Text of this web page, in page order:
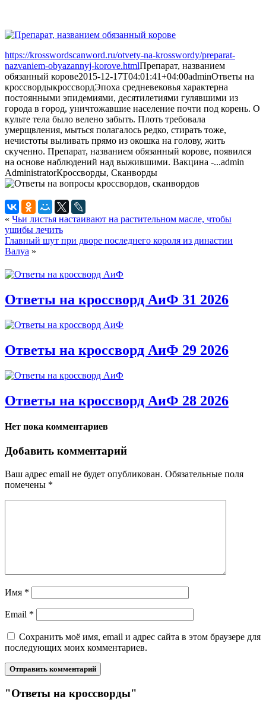
https://krosswordscanword.ru/otvety-na-krosswordy/preparat-
nazvaniem-obyazannyj-korove.htmlПрепарат, названием
обязанный корове2015-12-17T04:01:41+04:00adminОтветы на
кроссвордыкроссвордЭпоха средневековья характерна
постоянными эпидемиями, десятилетиями гулявшими из
города в город, уничтожавшие население почти под корень. О
культе тела было велено забыть. Плоть требовала
умерщвления, мыться полагалось редко, стирать тоже,
нечистоты выливать прямо из окошка на голову, жить
скученно. Препарат, названием обязанный корове, появился
на основе наблюдений над выжившими. Вакцина -...admin
AdministratorКроссворды, Сканворды
« Чьи листья настаивают на растительном масле, чтобы
ушибы лечить
Главный шут при дворе последнего короля из династии
Валуа »
Ответы на кроссворд АиФ 31 2026
Ответы на кроссворд АиФ 29 2026
Ответы на кроссворд АиФ 28 2026
Нет пока комментариев
Добавить комментарий
Ваш адрес email не будет опубликован. Обязательные поля
помечены *
Имя *
Email *
Сохранить моё имя, email и адрес сайта в этом браузере для
последующих моих комментариев.
"Ответы на кроссворды"